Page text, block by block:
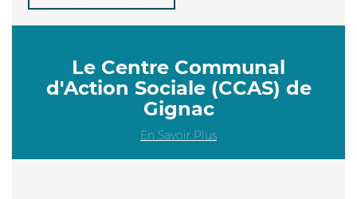
Le Centre Communal
d'Action Sociale (CCAS) de
Gignac
En Savoir Plus